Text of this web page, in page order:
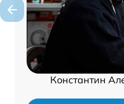
Константин